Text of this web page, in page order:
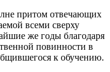
притом отвечающих
всеми сверху
же годы благодаря
повинности в
к обучению.